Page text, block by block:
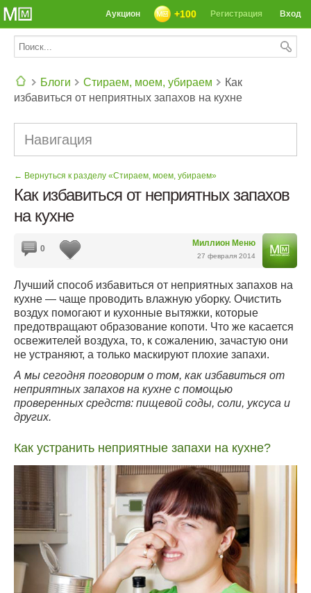
Вход
Регистрация
+100
Аукцион
Блоги Стираем, моем, убираем
Как
избавиться от неприятных запахов на кухне
Навигация
← Вернуться к разделу «Стираем, моем, убираем»
Как избавиться от неприятных запахов
на кухне
Миллион Меню
27 февраля 2014
0
Лучший способ избавиться от неприятных запахов на
кухне — чаще проводить влажную уборку. Очистить
воздух помогают и кухонные вытяжки, которые
предотвращают образование копоти. Что же касается
освежителей воздуха, то, к сожалению, зачастую они
не устраняют, а только маскируют плохие запахи.
А мы сегодня поговорим о том, как избавиться от
неприятных запахов на кухне с помощью
проверенных средств: пищевой соды, соли, уксуса и
других.
Как устранить неприятные запахи на кухне?